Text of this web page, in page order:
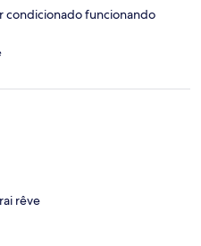
condicionado funcionando
rêve